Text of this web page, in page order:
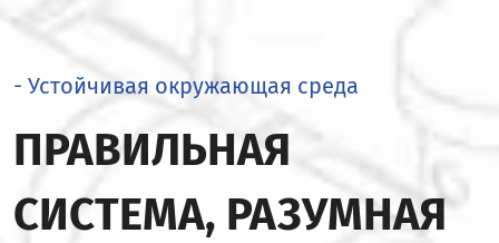
- Устойчивая окружающая среда
ПРАВИЛЬНАЯ
СИСТЕМА, РАЗУМНАЯ